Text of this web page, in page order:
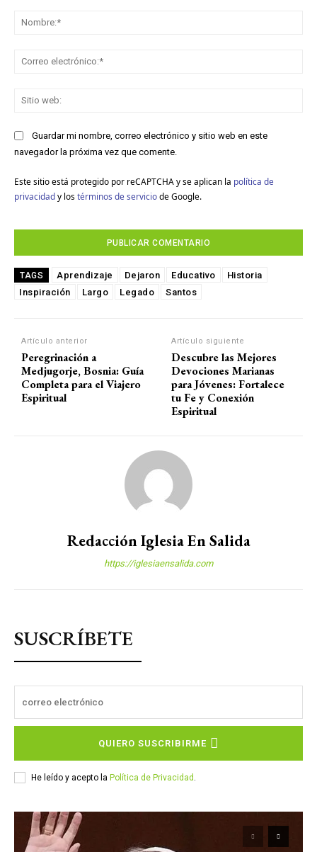
Guardar mi nombre, correo electrónico y sitio web en este
navegador la próxima vez que comente.
Este sitio está protegido por reCAPTCHA y se aplican la política de
privacidady los términos de serviciode Google.
TAGS Aprendizaje Dejaron Educativo
Historia
Inspiración
Largo Legado Santos
Artículo anterior
Peregrinación a
Medjugorje, Bosnia: Guía
Completa para el Viajero
Espiritual
Artículo siguiente
Descubre las Mejores
Devociones Marianas
para Jóvenes: Fortalece
tu Fe y Conexión
Espiritual
Redacción Iglesia En Salida
https://iglesiaensalida.com
SUSCRÍBETE
QUIERO SUSCRIBIRME
He leído y acepto la Política de Privacidad